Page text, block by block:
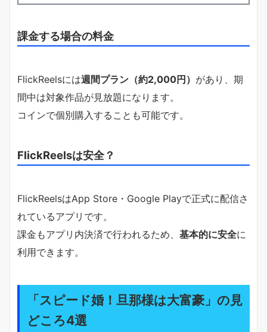
課金する場合の料金
FlickReelsには週間プラン（約2,000円） があり、期
間中は対象作品が見放題になります。
コインで個別購入することも可能です。
FlickReelsは安全？
FlickReelsはApp Store・Google Playで正式に配信さ
れているアプリです。
課金もアプリ内決済で行われるため、 基本的に安全に
利用できます。
「スピード婚！旦那様は大富豪」の見
どころ4選